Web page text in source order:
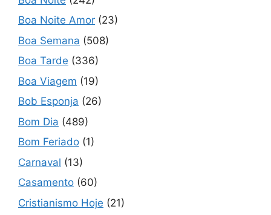
Boa Noite Amor (23)
Boa Semana (508)
Boa Tarde (336)
Boa Viagem (19)
Bob Esponja (26)
Bom Dia (489)
Bom Feriado (1)
Carnaval (13)
Casamento (60)
Cristianismo Hoje (21)